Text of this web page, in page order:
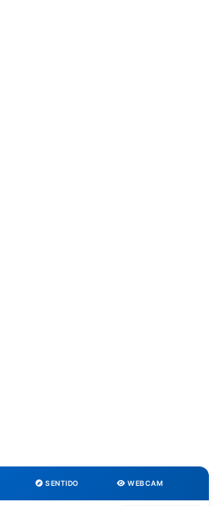
SENTIDO WEBCAM